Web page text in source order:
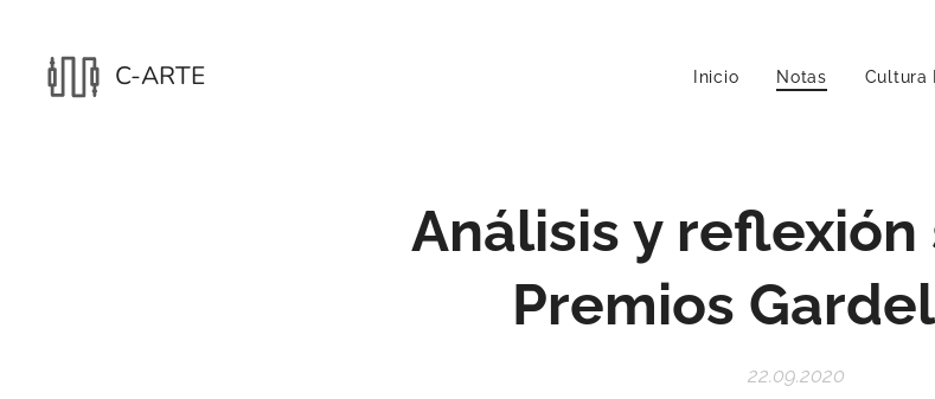
C-ARTE Inicio Notas Cultura
Análisis y reflexión
Premios
22.09.2020